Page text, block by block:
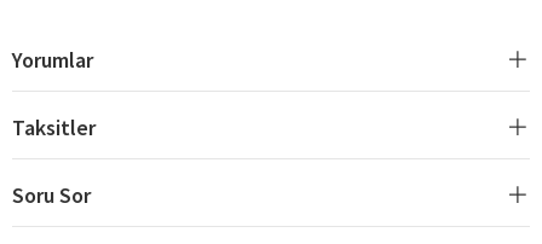
Yorumlar
Taksitler
Soru Sor